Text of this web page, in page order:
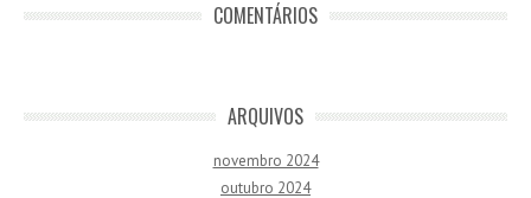
COMENTÁRIOS
ARQUIVOS
novembro 2024
outubro 2024